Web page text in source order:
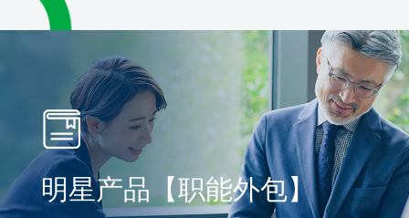
明星产品【职能外包】